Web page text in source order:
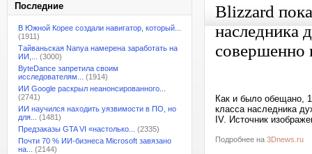
Последние
В Южной Корее создали навигатор, который...
(1911)
Тайваньская Nanya намерена заработать на
ИИ,...
(3000)
ByteDance запретила своим
исследователям...
(1914)
ИИ Google раскрыл неанонсированного...
(2741)
ИИ научился находить уязвимости в ПО, но
для...
(1481)
Предзаказы GTA VI «настолько...
(2335)
Почти 70 % ИИ-бизнеса Microsoft завязано
на...
(2144)
Blizzard
наследника
совершенно
Как и было обещано,
класса наследника
IV. Источник
Подробнее на 3Dnews.ru